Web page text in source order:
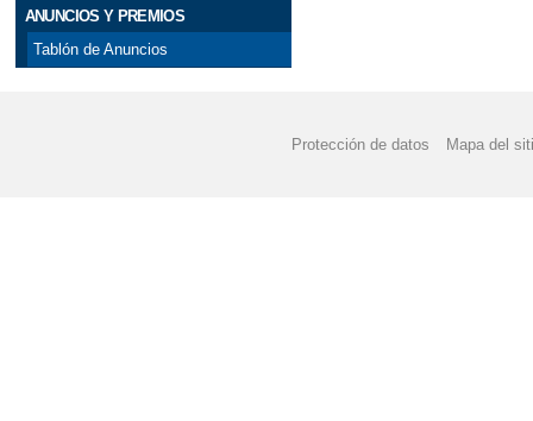
ANUNCIOS Y PREMIOS
Tablón de Anuncios
Protección de datos Mapa del